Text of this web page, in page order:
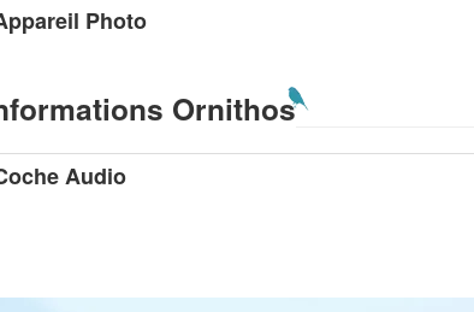
Photo
Ornithos
Audio